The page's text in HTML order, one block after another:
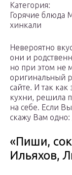
Категория:
Горячие блюда
хинкали
Невероятно
они и
но при этом не
оригинальный
сайте. И так
кухни, решила
на себе. Если
скажу Вам
«Пиши,
Ильяхов,